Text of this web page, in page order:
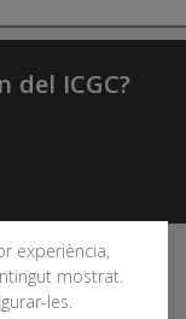
experiència,
mostrat.
les.
ICGC?
y